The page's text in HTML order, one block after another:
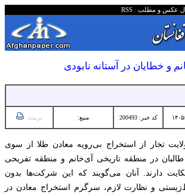
عکس و مطلب RSS
و خطایان در آستانه نابودی
کد خبر: 200493 منبع: پرینت
تخار از استخراج بی‌رویه معادن طلا از سوی
در منطقه تاریخی آی‌خانم و منطقه تفریحی
دارند. آنان می‌گویند که این شرکت‌ها بدون
و نظارت لازم، سرگرم استخراج معادن در